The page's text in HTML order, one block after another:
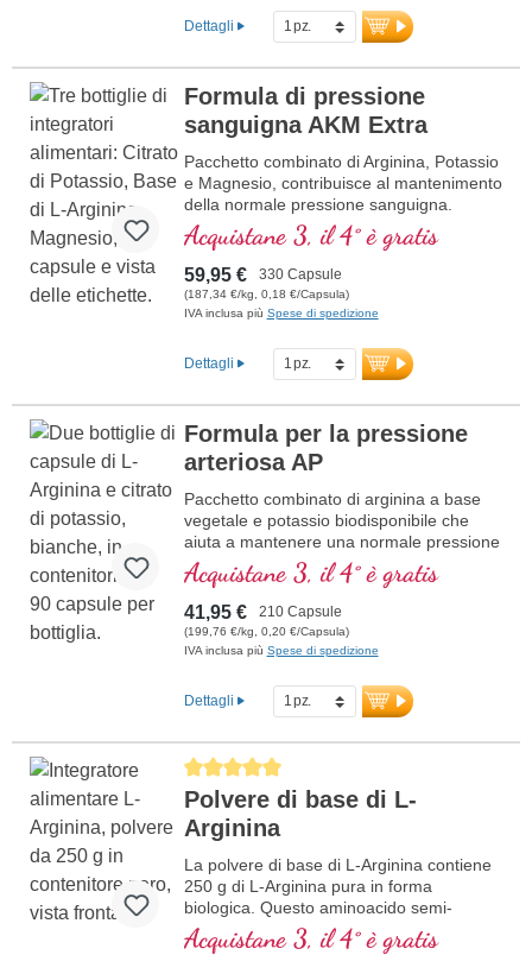
Dettagli
Formula di pressione
sanguigna AKM Extra
Pacchetto combinato di Arginina, Potassio
e Magnesio, contribuisce al mantenimento
della normale pressione sanguigna.
Acquistane 3, il 4° è gratis
59,95 € 330 Capsule
(187,34 €/kg, 0,18 €/Capsula)
IVA inclusa più Spese di spedizione
Dettagli
Formula per la pressione
arteriosa AP
Pacchetto combinato di arginina a base
vegetale e potassio biodisponibile che
aiuta a mantenere una normale pressione
sanguigna.
Acquistane 3, il 4° è gratis
41,95 € 210 Capsule
(199,76 €/kg, 0,20 €/Capsula)
IVA inclusa più Spese di spedizione
Dettagli
Average rating of 5 out of 5 stars
Polvere di base di L-
Arginina
La polvere di base di L-Arginina contiene
250 g di L-Arginina pura in forma
biologica. Questo aminoacido semi-
essenziale, basico e proteinogeno offre
un'alta biodisponibilità e viene prodotto
Acquistane 3, il 4° è gratis